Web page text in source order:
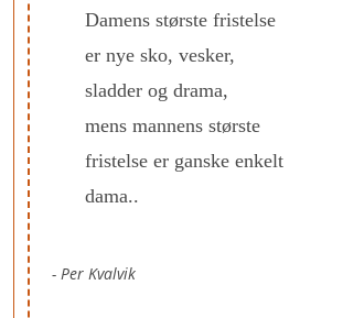
Damens største fristelse
er nye sko, vesker,
sladder og drama,
mens mannens største
fristelse er ganske enkelt
dama..
- Per Kvalvik